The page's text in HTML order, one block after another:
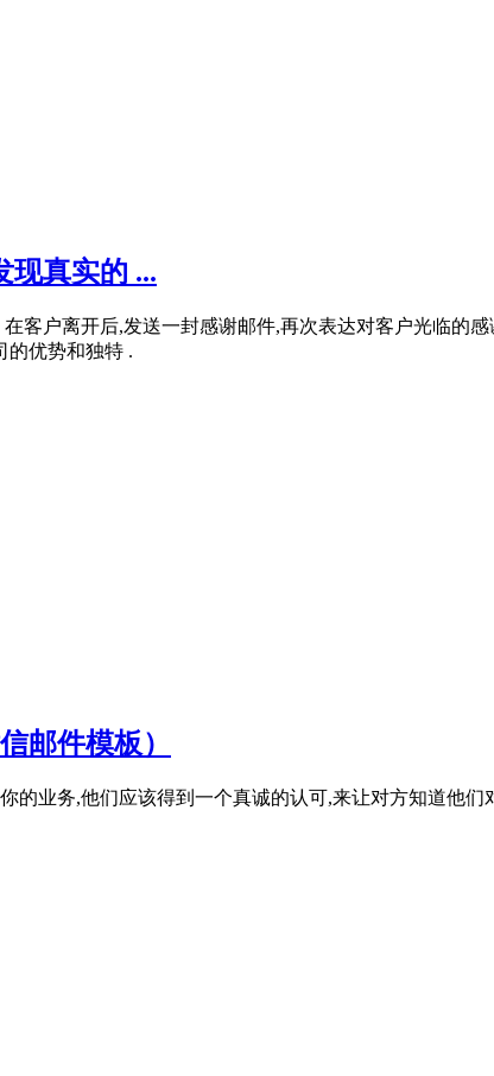
现真实的 ...
客户离开后,发送一封感谢邮件,再次表达对客户光临的
的优势和独特 .
邮件模板）
的业务,他们应该得到一个真诚的认可,来让对方知道他